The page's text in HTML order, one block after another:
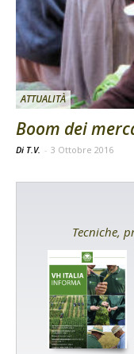
ATTUALITÀ
Boom dei
Di T.V. - 3 Ottobre 2016
Tecniche,